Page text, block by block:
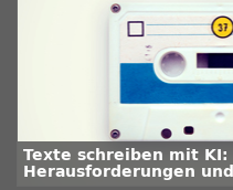
Texte schreiben mit KI:
Herausforderungen